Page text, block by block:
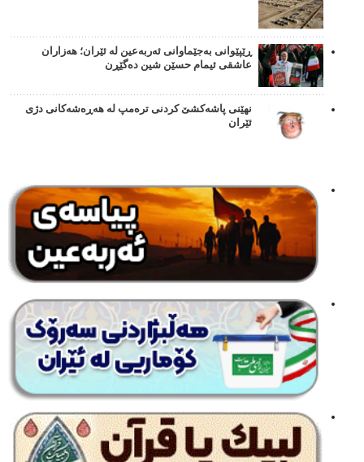
ڕێپێوانی بەجێماوانی ئەربەعین لە ئێران؛ هەزاران
عاشقی ئیمام حسێن شین دەگێڕن
نهێنی پاشەکشێ کردنی ترەمپ لە هەڕەشەکانی دژی
ئێران